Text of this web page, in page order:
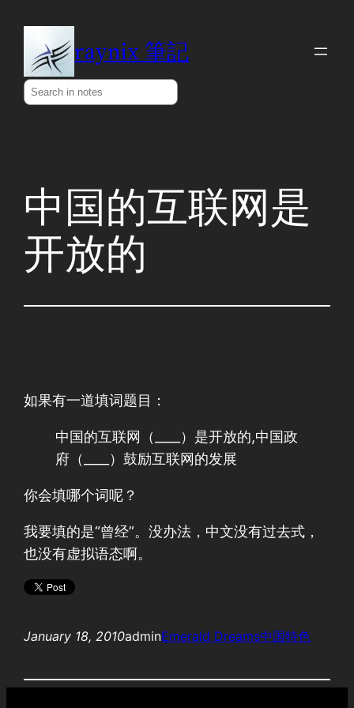
content
raynix 筆記
Search
中国的互联网是
开放的
如果有一道填词题目：
中国的互联网（____）是开放的,中国政
府（____）鼓励互联网的发展
你会填哪个词呢？
我要填的是“曾经”。没办法，中文没有过去式，
也没有虚拟语态啊。
January 18, 2010adminEmerald Dreams中国特色